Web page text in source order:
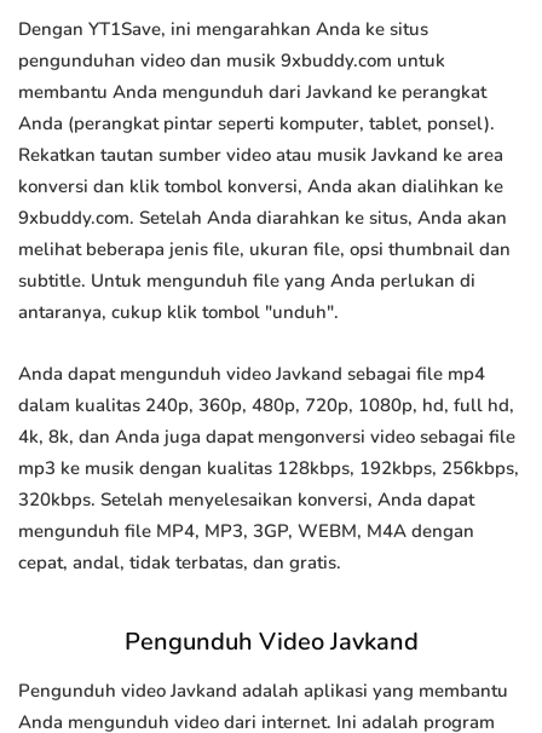
Dengan YT1Save, ini mengarahkan Anda ke situs
pengunduhan video dan musik 9xbuddy.com untuk
membantu Anda mengunduh dari Javkand ke perangkat
Anda (perangkat pintar seperti komputer, tablet, ponsel).
Rekatkan tautan sumber video atau musik Javkand ke area
konversi dan klik tombol konversi, Anda akan dialihkan ke
9xbuddy.com. Setelah Anda diarahkan ke situs, Anda akan
melihat beberapa jenis file, ukuran file, opsi thumbnail dan
subtitle. Untuk mengunduh file yang Anda perlukan di
antaranya, cukup klik tombol "unduh".
Anda dapat mengunduh video Javkand sebagai file mp4
dalam kualitas 240p, 360p, 480p, 720p, 1080p, hd, full hd,
4k, 8k, dan Anda juga dapat mengonversi video sebagai file
mp3 ke musik dengan kualitas 128kbps, 192kbps, 256kbps,
320kbps. Setelah menyelesaikan konversi, Anda dapat
mengunduh file MP4, MP3, 3GP, WEBM, M4A dengan
cepat, andal, tidak terbatas, dan gratis.
Pengunduh Video Javkand
Pengunduh video Javkand adalah aplikasi yang membantu
Anda mengunduh video dari internet. Ini adalah program